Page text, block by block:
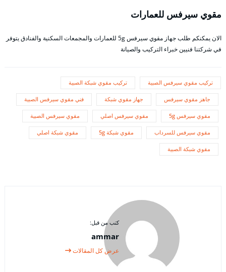
مقوي سيرفس للعمارات
الان يمكنكم طلب جهاز مقوي سيرفس 5g للعمارات والمجمعات السكنية والفنادق يتوفر
في شركتنا فنيين خبراء التركيب والصيانة
تركيب مقوي سيرفس الصبية تركيب مقوي شبكة الصبية
جاهز مقوي سيرفس جهاز مقوي شبكة فني مقوي سيرفس الصبية
مقوي سيرفس 5g مقوي سيرفس اصلي مقوي سيرفس الصبية
مقوي سيرفس للسرداب مقوي شبكة 5g مقوي شبكة اصلي
مقوي شبكة الصبية
كتب من قبل:
ammar
عرض كل المقالات